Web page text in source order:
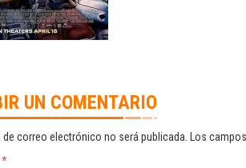
UN COMENTARIO
de correo electrónico no será publicada. Los
*